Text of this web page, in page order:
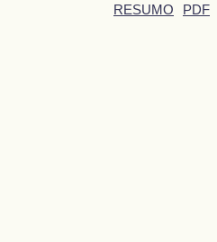
RESUMO PDF